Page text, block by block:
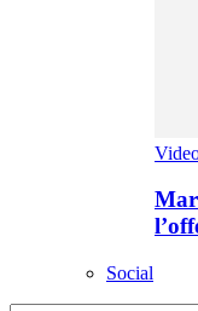
Social